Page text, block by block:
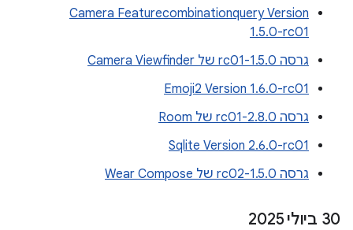
Camera Featurecombinationquery Version
1.5.0-rc01
גרסה 1.5.0-rc01 של Camera Viewfinder
Emoji2 Version 1.6.0-rc01
גרסה 2.8.0-rc01 של Room
Sqlite Version 2.6.0-rc01
גרסה 1.5.0-rc02 של Wear Compose
‫30 ביולי 2025